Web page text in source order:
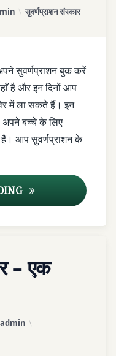
on April 3, 2026
Categories:
सुवर्णप्राशन संस्कार
सुवर्णप्राशन बुक करें
है और इन दिनों आप
में ला सकते हैं। इन
बच्चे के लिए
हैं। आप सुवर्णप्राशन के
सुवर्णप्राशन पुष्य नक्षत्र
– एक
on
admin